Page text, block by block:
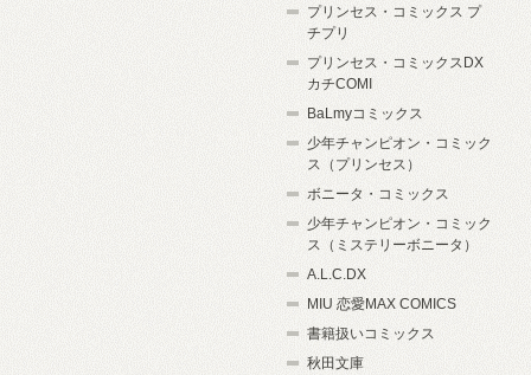
プリンセス・コミックス プ
チプリ
プリンセス・コミックスDX
カチCOMI
BaLmyコミックス
少年チャンピオン・コミック
ス（プリンセス）
ボニータ・コミックス
少年チャンピオン・コミック
ス（ミステリーボニータ）
A.L.C.DX
MIU 恋愛MAX COMICS
書籍扱いコミックス
秋田文庫